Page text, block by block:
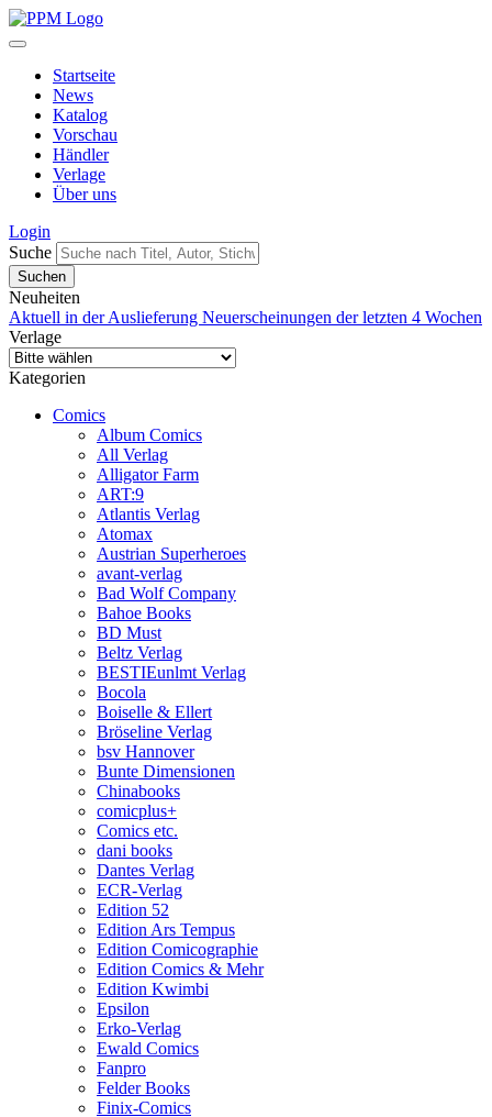
Startseite
News
Katalog
Vorschau
Händler
Verlage
Über uns
Login
Suche
Neuheiten
Aktuell in der Auslieferung Neuerscheinungen der letzten 4 Wochen
Verlage
Kategorien
Comics
Album Comics
All Verlag
Alligator Farm
ART:9
Atlantis Verlag
Atomax
Austrian Superheroes
avant-verlag
Bad Wolf Company
Bahoe Books
BD Must
Beltz Verlag
BESTIEunlmt Verlag
Bocola
Boiselle & Ellert
Bröseline Verlag
bsv Hannover
Bunte Dimensionen
Chinabooks
comicplus+
Comics etc.
dani books
Dantes Verlag
ECR-Verlag
Edition 52
Edition Ars Tempus
Edition Comicographie
Edition Comics & Mehr
Edition Kwimbi
Epsilon
Erko-Verlag
Ewald Comics
Fanpro
Felder Books
Finix-Comics